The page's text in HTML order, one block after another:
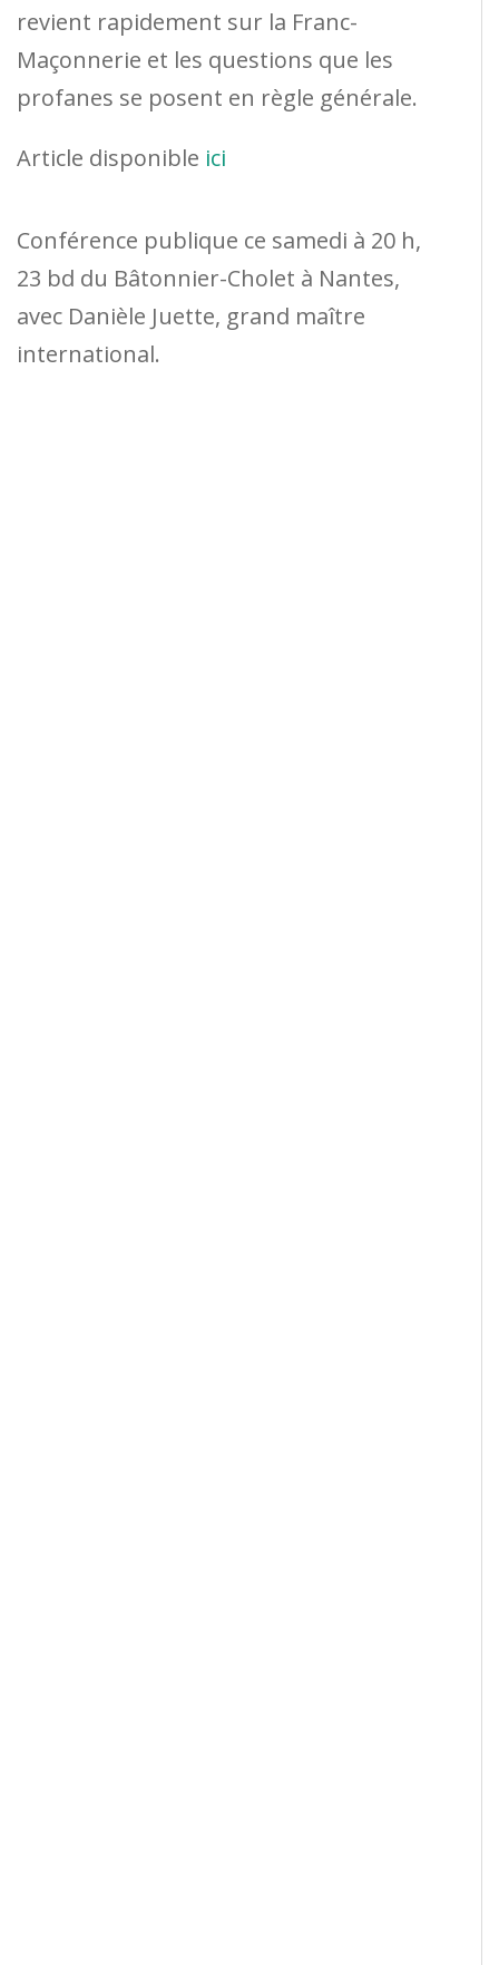
revient rapidement sur la Franc-
Maçonnerie et les questions que les
profanes se posent en règle générale.
Article disponible ici
Conférence publique ce samedi à 20 h,
23 bd du Bâtonnier-Cholet à Nantes,
avec Danièle Juette, grand maître
international.